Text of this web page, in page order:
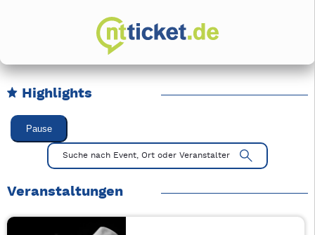
Highlights
Karussell Veranstaltungen überspringen
Pause
Mit Tab zu den Steuerelementen wechseln. Mit Pfeiltasten
Suche nach Event, Ort oder Veranstalter
Veranstaltungen